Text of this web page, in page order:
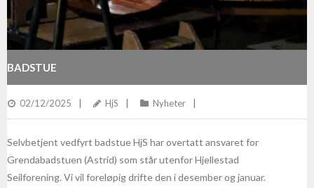
BADSTUE
02/12/2025 HjS Nyheter
Selvbetjent vedfyrt badstue HjS har overtatt ansvaret for
Grendabadstuen (Astrid) som står utenfor Hjellestad
Seilforening. Vi vil foreløpig drifte den i desember og januar.